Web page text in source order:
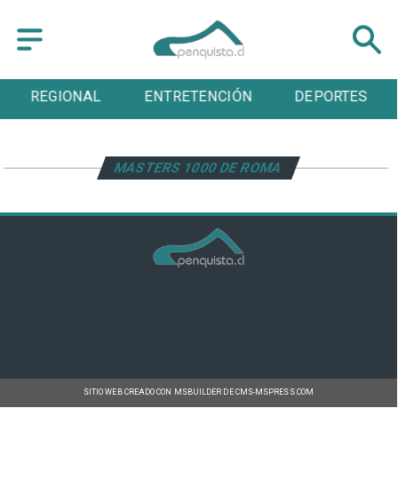
REGIONAL ENTRETENCIÓN DEPORTES
MASTERS 1000 DE ROMA
SITIO WEB CREADO CON MSBUILDER DE CMS-MSPRESS.COM